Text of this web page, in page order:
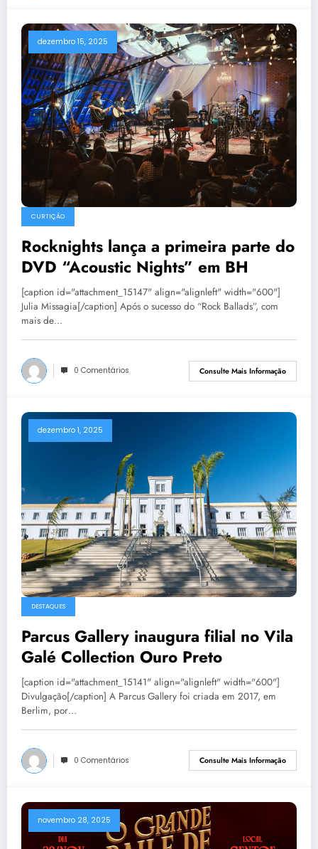
dezembro 15, 2025
CURTIÇÃO
Rocknights lança a primeira parte do
DVD “Acoustic Nights” em BH
[caption id="attachment_15147" align="alignleft" width="600"]
Julia Missagia[/caption] Após o sucesso do “Rock Ballads”, com
mais de…
0 Comentários Consulte Mais Informação
dezembro 1, 2025
DESTAQUES
Parcus Gallery inaugura filial no Vila
Galé Collection Ouro Preto
[caption id="attachment_15141" align="alignleft" width="600"]
Divulgação[/caption] A Parcus Gallery foi criada em 2017, em
Berlim, por…
0 Comentários Consulte Mais Informação
novembro 28, 2025